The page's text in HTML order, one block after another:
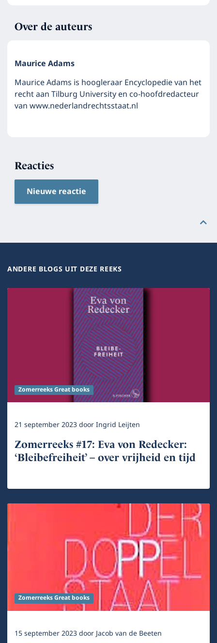
Over de auteurs
Maurice Adams
Maurice Adams is hoogleraar Encyclopedie van het
recht aan Tilburg University en co-hoofdredacteur
van www.nederlandrechtsstaat.nl
Reacties
Nieuwe reactie
ANDERE BLOGS UIT DEZE REEKS
Zomerreeks Great books
21 september 2023doorIngrid Leijten
Zomerreeks #17: Eva von Redecker:
‘Bleibefreiheit’ – over vrijheid en tijd
Zomerreeks Great books
15 september 2023door Jacob van de Beeten